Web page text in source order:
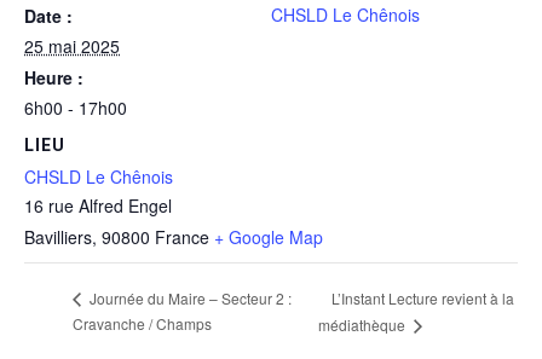
Date :
25 mai 2025
Heure :
6h00 - 17h00
LIEU
CHSLD Le Chênois
16 rue Alfred Engel
Bavilliers, 90800 France + Google Map
CHSLD Le Chênois
Journée du Maire – Secteur 2 :
Cravanche / Champs
L’Instant Lecture revient à la
médiathèque